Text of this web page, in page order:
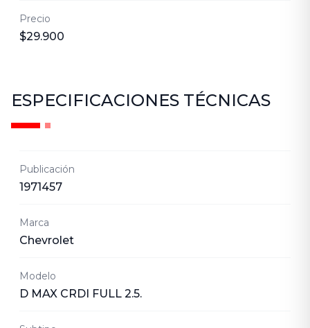
Precio
$29.900
ESPECIFICACIONES TÉCNICAS
Publicación
1971457
Marca
Chevrolet
Modelo
D MAX CRDI FULL 2.5.